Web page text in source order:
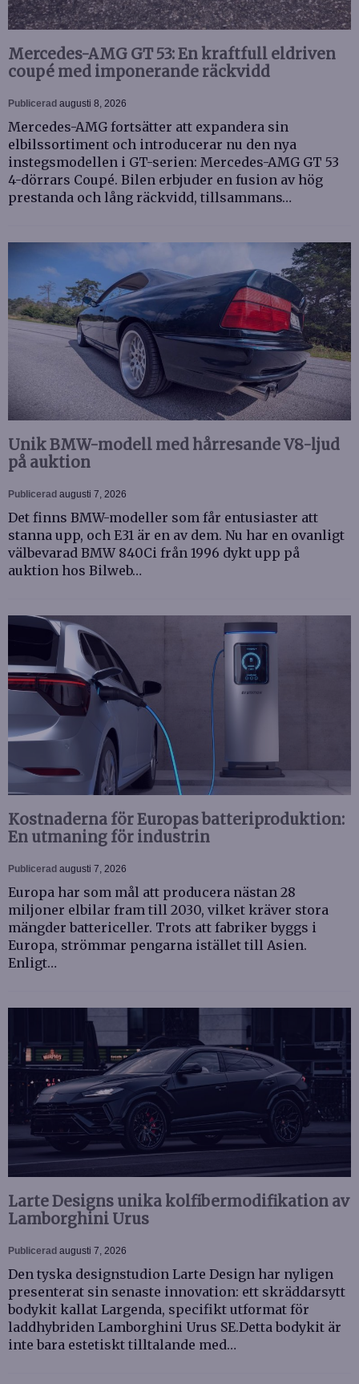
Mercedes-AMG GT 53: En kraftfull eldriven
coupé med imponerande räckvidd
Publicerad augusti 8, 2026
Mercedes-AMG fortsätter att expandera sin
elbilssortiment och introducerar nu den nya
instegsmodellen i GT-serien: Mercedes-AMG GT 53
4-dörrars Coupé. Bilen erbjuder en fusion av hög
prestanda och lång räckvidd, tillsammans…
Unik BMW-modell med hårresande V8-ljud
på auktion
Publicerad augusti 7, 2026
Det finns BMW-modeller som får entusiaster att
stanna upp, och E31 är en av dem. Nu har en ovanligt
välbevarad BMW 840Ci från 1996 dykt upp på
auktion hos Bilweb…
Kostnaderna för Europas batteriproduktion:
En utmaning för industrin
Publicerad augusti 7, 2026
Europa har som mål att producera nästan 28
miljoner elbilar fram till 2030, vilket kräver stora
mängder battericeller. Trots att fabriker byggs i
Europa, strömmar pengarna istället till Asien.
Enligt…
Larte Designs unika kolfibermodifikation av
Lamborghini Urus
Publicerad augusti 7, 2026
Den tyska designstudion Larte Design har nyligen
presenterat sin senaste innovation: ett skräddarsytt
bodykit kallat Largenda, specifikt utformat för
laddhybriden Lamborghini Urus SE.Detta bodykit är
inte bara estetiskt tilltalande med…